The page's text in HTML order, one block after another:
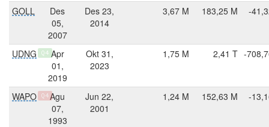
GOLL
Des
05,
2007
Des 23,
2014
3,67 M 183,25 M -
UDNG Q4 Apr
01,
2019
Okt 31,
2023
1,75 M 2,41 T -
WAPO Q4Agu
07,
1993
Jun 22,
2001
1,24 M 152,63 M -